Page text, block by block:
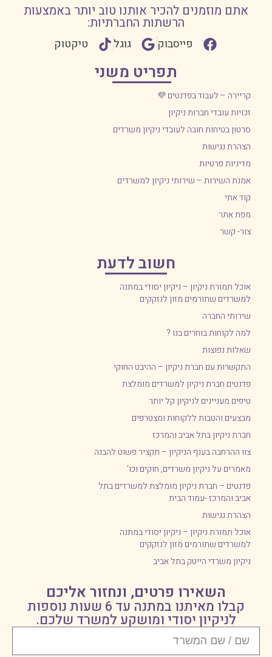
אתם מוזמנים להכיר אותנו טוב יותר באמצעות
הרשתות החברתיות:
פייסבוק גוגל טיקטוק
תפריט משני
קריירה – לעבוד בפדנטים 💜
זכויות עובדי חברות ניקיון
סרטון בטיחות חובה לעובדי ניקיון משרדים
הצהרת נגישות
מדיניות פרטיות
אמנת השירות – שירותי ניקיון למשרדים
קוד אתי
מפת אתר
צור- קשר
חשוב לדעת
אוכל תמורת ניקיון – ניקיון יסודי במתנה
למשרדים שתורמים מזון לנזקקים
שירותי החברה
למה לקוחות בוחרים בנו ?
שאלות נפוצות
התקשרות עם חברת ניקיון – ההיבט החוקי
פדנטים חברת ניקיון למשרדים מומלצת
טיפים מעניינים לניקיון קל יותר
מבצעים והטבות ללקוחות ומצטרפים
חברת ניקיון בתל אביב והמרכז
צוו ההרחבה בענף הניקיון – תקציר פשוט להבנה
מאמרים על ניקיון משרדים, חוקים וכו'
פדנטים – חברת ניקיון מומלצת למשרדים בתל
אביב והמרכז -עמוד הבית
הצהרת נגישות
אוכל תמורת ניקיון – ניקיון יסודי במתנה
למשרדים שתורמים מזון לנזקקים
ניקיון משרדי הייטק בתל אביב
השאירו פרטים, ונחזור אליכם
קבלו מאיתנו במתנה עד 6 שעות נוספות
לניקיון יסודי ומושקע למשרד שלכם.